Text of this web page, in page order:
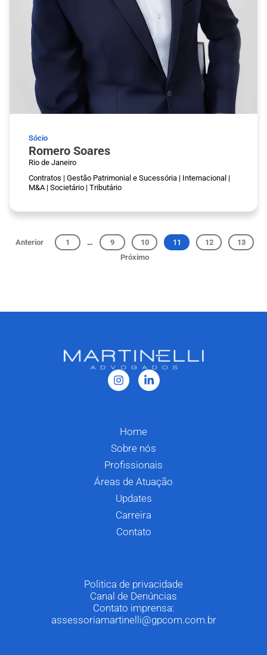
Sócio
Romero Soares
Rio de Janeiro
Contratos | Gestão Patrimonial e Sucessória | Internacional |
M&A| Societário | Tributário
Anterior 1 … 9 10 11 12
13
Próximo
Home
Sobre nós
Profissionais
Áreas de Atuação
Updates
Carreira
Contato
Politica de privacidade
Canal de Denúncias
Contato imprensa:
assessoriamartinelli@gpcom.com.br